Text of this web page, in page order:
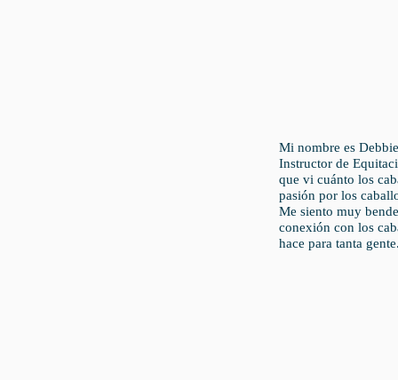
Mi nombre es
Instructor de
que vi cuánto los
pasión por los
Me siento muy
conexión con los
hace para tanta